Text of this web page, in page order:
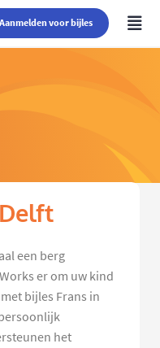
Aanmelden voor bijles
een berg
er om uw kind
bijles Frans in
het